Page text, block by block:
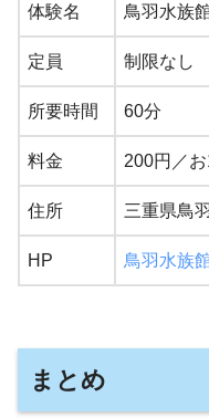
体験名 鳥羽水族
定員 制限なし
所要時間 60分
料金 200円／
住所 三重県鳥
HP 鳥羽水族
まとめ